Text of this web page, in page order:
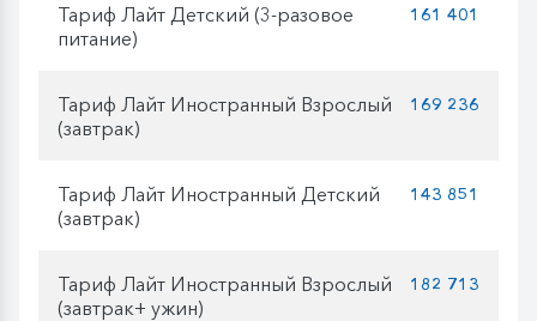
Тариф Лайт Детский (3-разовое
питание)
161 401
Тариф Лайт Иностранный Взрослый
(завтрак)
169 236
Тариф Лайт Иностранный Детский
(завтрак)
143 851
Тариф Лайт Иностранный Взрослый
(завтрак+ ужин)
182 713